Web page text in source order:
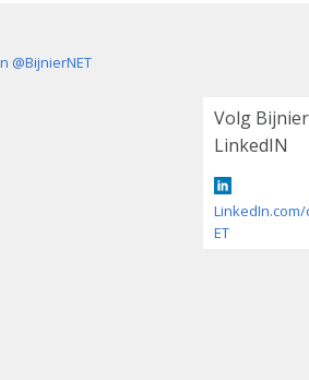
@BijnierNET
Volg
LinkedIN
ET